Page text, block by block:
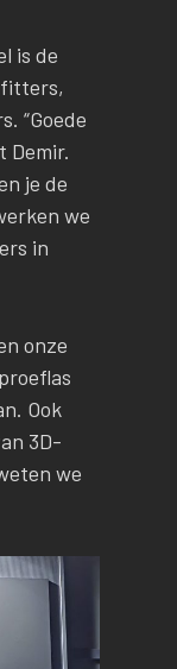
is de
fitters,
“Goede
Demir.
je de
we
in
onze
Ook
3D-
we